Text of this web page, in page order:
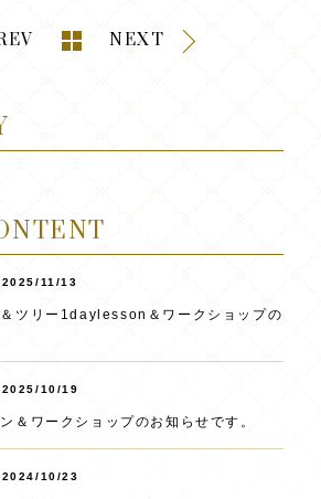
NEXT
2025/11/13
ツリー1daylesson＆ワークショップの
2025/10/19
＆ワークショップのお知らせです。
2024/10/23